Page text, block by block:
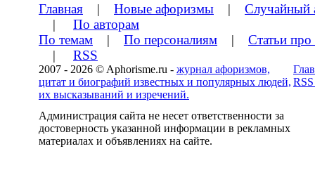
Главная | Новые афоризмы | Случайный
| По авторам
По темам | По персоналиям | Статьи
| RSS
2007 - 2026 © Aphorisme.ru - журнал афоризмов,
цитат и биографий известных и популярных людей,
их высказываний и изречений.
Администрация сайта не несет ответственности за
достоверность указанной информации в рекламных
материалах и объявлениях на сайте.